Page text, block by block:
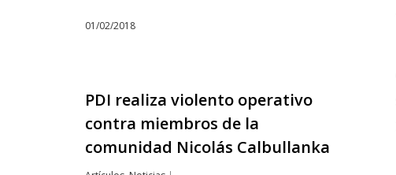
01/02/2018
PDI realiza violento operativo
contra miembros de la
comunidad Nicolás Calbullanka